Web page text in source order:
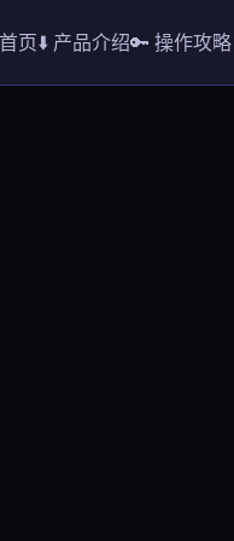
页⬇️ 产品介绍🔑 操作攻略